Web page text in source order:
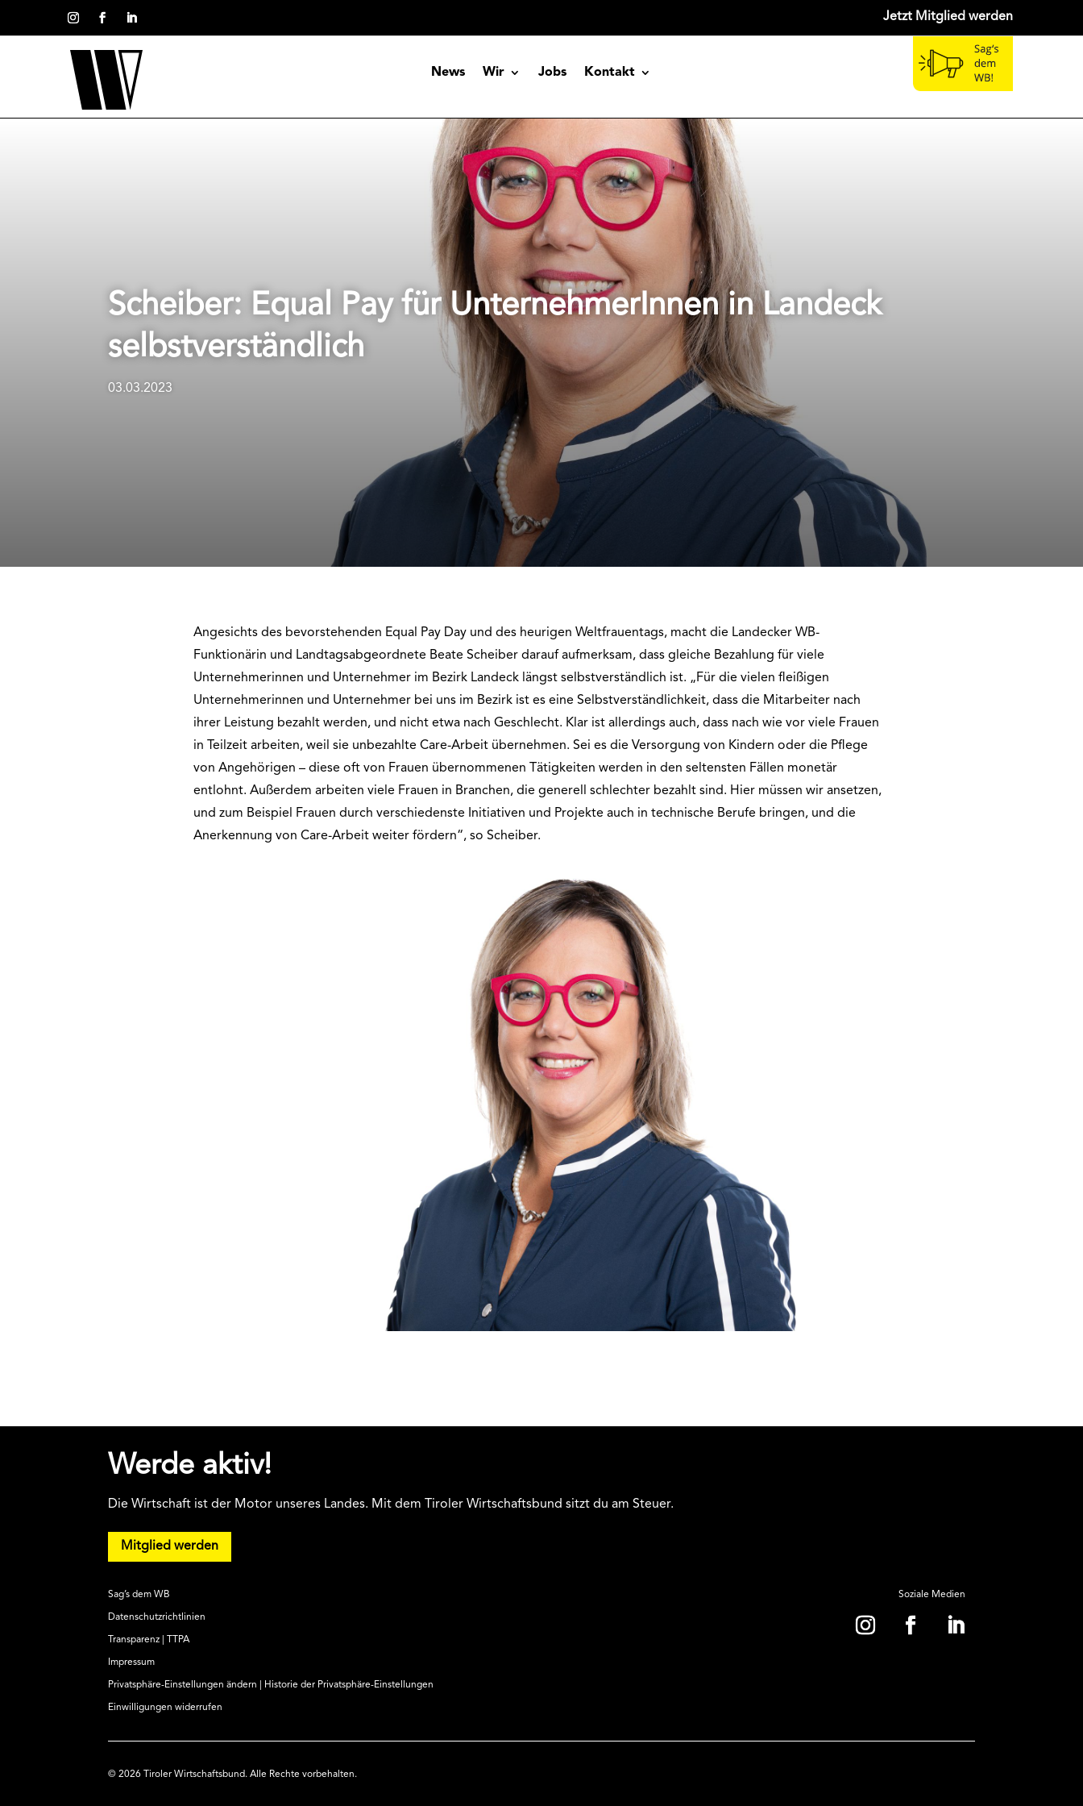
Jetzt Mitglied werden
News Wir Jobs Kontakt
Scheiber: Equal Pay für UnternehmerInnen in Landeck
selbstverständlich
03.03.2023
Angesichts des bevorstehenden Equal Pay Day und des heurigen Weltfrauentags, macht die Landecker WB-
Funktionärin und Landtagsabgeordnete Beate Scheiber darauf aufmerksam, dass gleiche Bezahlung für viele
Unternehmerinnen und Unternehmer im Bezirk Landeck längst selbstverständlich ist. „Für die vielen fleißigen
Unternehmerinnen und Unternehmer bei uns im Bezirk ist es eine Selbstverständlichkeit, dass die Mitarbeiter nach
ihrer Leistung bezahlt werden, und nicht etwa nach Geschlecht. Klar ist allerdings auch, dass nach wie vor viele Frauen
in Teilzeit arbeiten, weil sie unbezahlte Care-Arbeit übernehmen. Sei es die Versorgung von Kindern oder die Pflege
von Angehörigen – diese oft von Frauen übernommenen Tätigkeiten werden in den seltensten Fällen monetär
entlohnt. Außerdem arbeiten viele Frauen in Branchen, die generell schlechter bezahlt sind. Hier müssen wir ansetzen,
und zum Beispiel Frauen durch verschiedenste Initiativen und Projekte auch in technische Berufe bringen, und die
Anerkennung von Care-Arbeit weiter fördern“, so Scheiber.
Werde aktiv!
Die Wirtschaft ist der Motor unseres Landes. Mit dem Tiroler Wirtschaftsbund sitzt du am Steuer.
Mitglied werden
Sag’s dem WB
Datenschutzrichtlinien
Transparenz | TTPA
Impressum
Privatsphäre-Einstellungen ändern Historie der Privatsphäre-Einstellungen
Einwilligungen widerrufen
Soziale Medien
© 2026 Tiroler Wirtschaftsbund. Alle Rechte vorbehalten.